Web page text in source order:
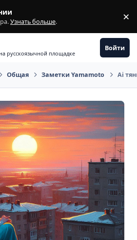
Узнать больше. ×
русскоязычной площадке
Войти
Общая Заметки Yamamoto Ai